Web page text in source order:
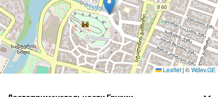
Leaflet | ©Wdev.GE